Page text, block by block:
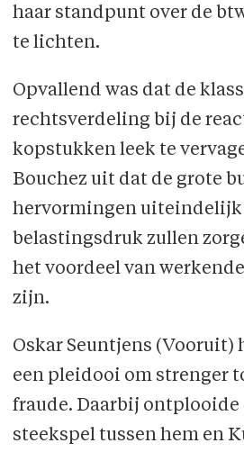
haar standpunt over de
te lichten.
Opvallend was dat de
rechtsverdeling bij de
kopstukken leek te
Bouchez uit dat de grote
hervormingen uiteindelijk
belastingsdruk zullen
het voordeel van
zijn.
Oskar Seuntjens (Vooruit)
een pleidooi om strenger
fraude. Daarbij ontplooide
steekspel tussen hem en